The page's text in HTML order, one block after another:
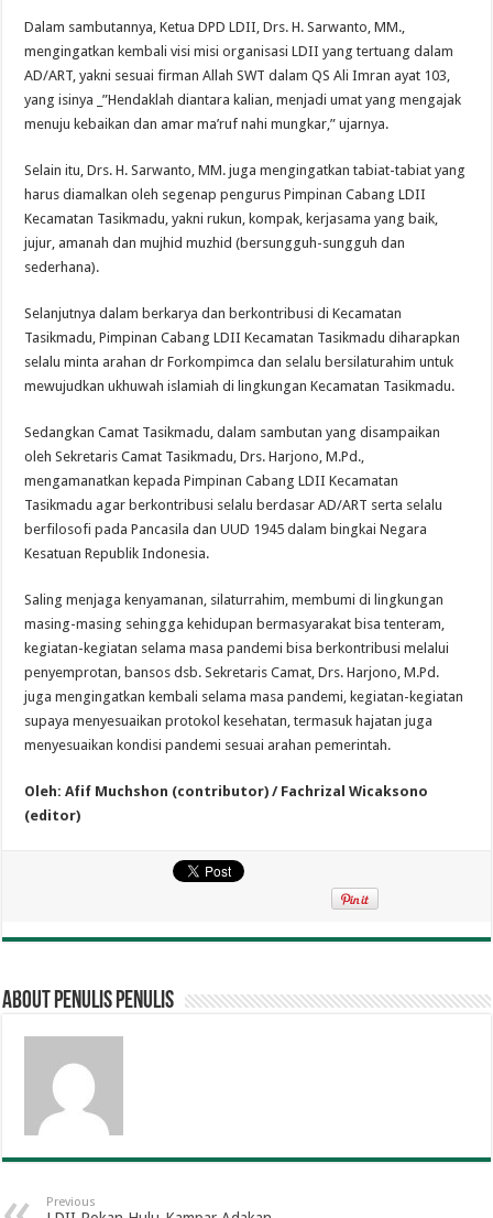
Dalam sambutannya, Ketua DPD LDII, Drs. H. Sarwanto, MM.,
mengingatkan kembali visi misi organisasi LDII yang tertuang dalam
AD/ART, yakni sesuai firman Allah SWT dalam QS Ali Imran ayat 103,
yang isinya _”Hendaklah diantara kalian, menjadi umat yang mengajak
menuju kebaikan dan amar ma’ruf nahi mungkar,” ujarnya.
Selain itu, Drs. H. Sarwanto, MM. juga mengingatkan tabiat-tabiat yang
harus diamalkan oleh segenap pengurus Pimpinan Cabang LDII
Kecamatan Tasikmadu, yakni rukun, kompak, kerjasama yang baik,
jujur, amanah dan mujhid muzhid (bersungguh-sungguh dan
sederhana).
Selanjutnya dalam berkarya dan berkontribusi di Kecamatan
Tasikmadu, Pimpinan Cabang LDII Kecamatan Tasikmadu diharapkan
selalu minta arahan dr Forkompimca dan selalu bersilaturahim untuk
mewujudkan ukhuwah islamiah di lingkungan Kecamatan Tasikmadu.
Sedangkan Camat Tasikmadu, dalam sambutan yang disampaikan
oleh Sekretaris Camat Tasikmadu, Drs. Harjono, M.Pd.,
mengamanatkan kepada Pimpinan Cabang LDII Kecamatan
Tasikmadu agar berkontribusi selalu berdasar AD/ART serta selalu
berfilosofi pada Pancasila dan UUD 1945 dalam bingkai Negara
Kesatuan Republik Indonesia.
Saling menjaga kenyamanan, silaturrahim, membumi di lingkungan
masing-masing sehingga kehidupan bermasyarakat bisa tenteram,
kegiatan-kegiatan selama masa pandemi bisa berkontribusi melalui
penyemprotan, bansos dsb. Sekretaris Camat, Drs. Harjono, M.Pd.
juga mengingatkan kembali selama masa pandemi, kegiatan-kegiatan
supaya menyesuaikan protokol kesehatan, termasuk hajatan juga
menyesuaikan kondisi pandemi sesuai arahan pemerintah.
Oleh: Afif Muchshon (contributor) / Fachrizal Wicaksono
(editor)
About penulis penulis
Previous